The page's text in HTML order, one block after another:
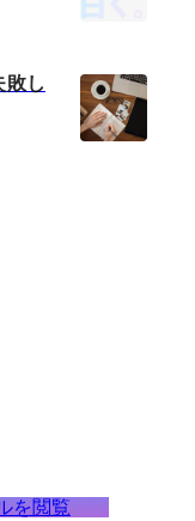
し
を閲覧